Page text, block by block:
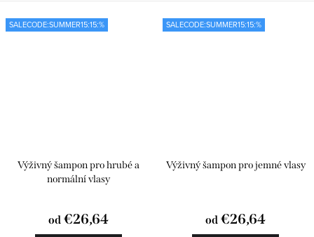
SALECODE:SUMMER15:15:%
Výživný šampon pro hrubé a
normální vlasy
od €26,64
SALECODE:SUMMER15:15:%
Výživný šampon pro jemné vlasy
od €26,64